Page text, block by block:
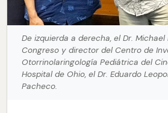
De izquierda a derecha, el Dr.
Congreso y director del Centro de
Otorrinolaringología Pediátrica del
Hospital de Ohio, el Dr. Eduardo
Pacheco.